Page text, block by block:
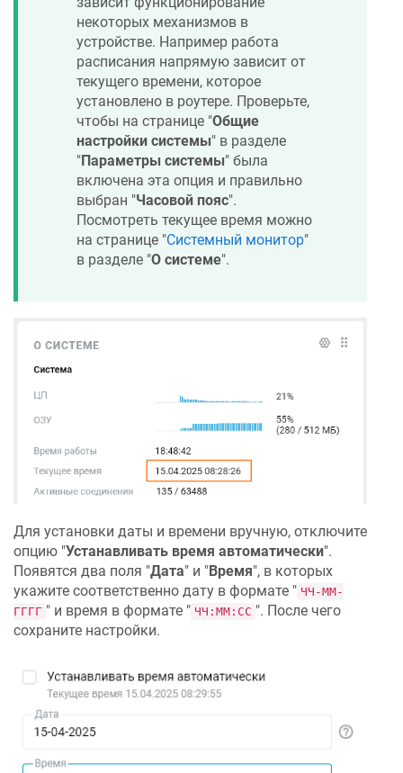
некоторых механизмов в
устройстве. Например работа
расписания напрямую зависит от
текущего времени, которое
установлено в роутере. Проверьте,
чтобы на странице "Общие
настройки системы" в разделе
"Параметры системы" была
включена эта опция и правильно
выбран "Часовой пояс".
Посмотреть текущее время можно
на странице "Системный монитор"
в разделе "О системе".
Для установки даты и времени вручную, отключите
опцию "Устанавливать время автоматически".
Появятся два поля "Дата" и "Время", в которых
укажите соответственно дату в формате " ЧЧ-ММ-
ГГГГ " и время в формате " ЧЧ:ММ:СС ". После чего
сохраните настройки.